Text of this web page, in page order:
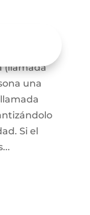
o un
(llamada
una
Si el